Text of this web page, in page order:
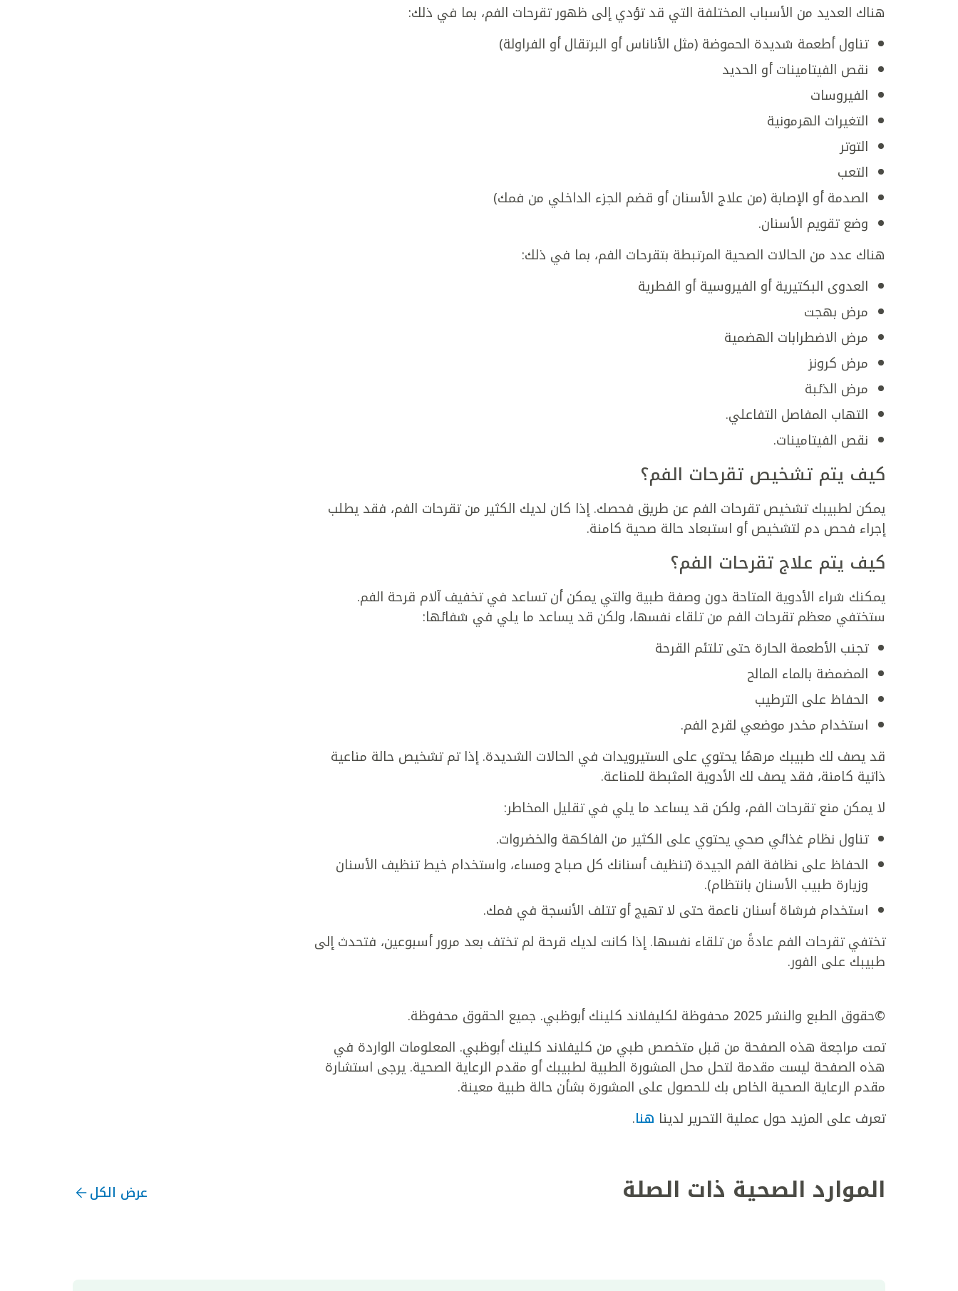
هناك العديد من الأسباب المختلفة التي قد تؤدي إلى ظهور تقرحات الفم، بما في ذلك:
تناول أطعمة شديدة الحموضة (مثل الأناناس أو البرتقال أو الفراولة)
نقص الفيتامينات أو الحديد
الفيروسات
التغيرات الهرمونية
التوتر
التعب
الصدمة أو الإصابة (من علاج الأسنان أو قضم الجزء الداخلي من فمك)
وضع تقويم الأسنان.
هناك عدد من الحالات الصحية المرتبطة بتقرحات الفم، بما في ذلك:
العدوى البكتيرية أو الفيروسية أو الفطرية
مرض بهجت
مرض الاضطرابات الهضمية
مرض كرونز
مرض الذئبة
التهاب المفاصل التفاعلي.
نقص الفيتامينات.
كيف يتم تشخيص تقرحات الفم؟
يمكن لطبيبك تشخيص تقرحات الفم عن طريق فحصك. إذا كان لديك الكثير من تقرحات الفم، فقد يطلب
إجراء فحص دم لتشخيص أو استبعاد حالة صحية كامنة.
كيف يتم علاج تقرحات الفم؟
يمكنك شراء الأدوية المتاحة دون وصفة طبية والتي يمكن أن تساعد في تخفيف آلام قرحة الفم.
ستختفي معظم تقرحات الفم من تلقاء نفسها، ولكن قد يساعد ما يلي في شفائها:
تجنب الأطعمة الحارة حتى تلتئم القرحة
المضمضة بالماء المالح
الحفاظ على الترطيب
استخدام مخدر موضعي لقرح الفم.
قد يصف لك طبيبك مرهمًا يحتوي على الستيرويدات في الحالات الشديدة. إذا تم تشخيص حالة مناعية
ذاتية كامنة، فقد يصف لك الأدوية المثبطة للمناعة.
لا يمكن منع تقرحات الفم، ولكن قد يساعد ما يلي في تقليل المخاطر:
تناول نظام غذائي صحي يحتوي على الكثير من الفاكهة والخضروات.
الحفاظ على نظافة الفم الجيدة (تنظيف أسنانك كل صباح ومساء، واستخدام خيط تنظيف الأسنان
وزيارة طبيب الأسنان بانتظام).
استخدام فرشاة أسنان ناعمة حتى لا تهيج أو تتلف الأنسجة في فمك.
تختفي تقرحات الفم عادةً من تلقاء نفسها. إذا كانت لديك قرحة لم تختف بعد مرور أسبوعين، فتحدث إلى
طبيبك على الفور.
©حقوق الطبع والنشر 2025 محفوظة لكليفلاند كلينك أبوظبي. جميع الحقوق محفوظة.
تمت مراجعة هذه الصفحة من قبل متخصص طبي من كليفلاند كلينك أبوظبي. المعلومات الواردة في
هذه الصفحة ليست مقدمة لتحل محل المشورة الطبية لطبيبك أو مقدم الرعاية الصحية. يرجى استشارة
مقدم الرعاية الصحية الخاص بك للحصول على المشورة بشأن حالة طبية معينة.
تعرف على المزيد حول عملية التحرير لدينا هنا.
الموارد الصحية ذات الصلة عرض الكل